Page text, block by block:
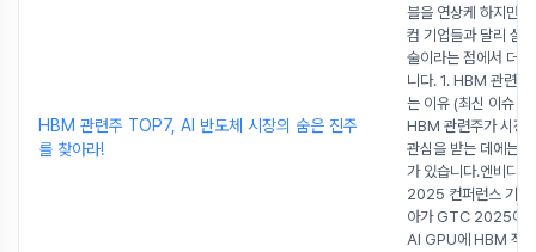
HBM 관련주 TOP7, AI 반도체 시장의 숨은 진주
를 찾아라!
블을 연상케 하지만,
컴 기업들과 달리 실
술이라는 점에서 더
니다. 1. HBM 관련주
는 이유 (최신 이슈 포
HBM 관련주가 시장
관심을 받는 데에는
가 있습니다.엔비디
2025 컨퍼런스 기대
아가 GTC 2025에
AI GPU에 HBM 적